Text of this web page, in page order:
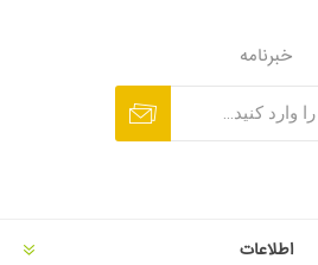
خبرنامه
اطلاعات